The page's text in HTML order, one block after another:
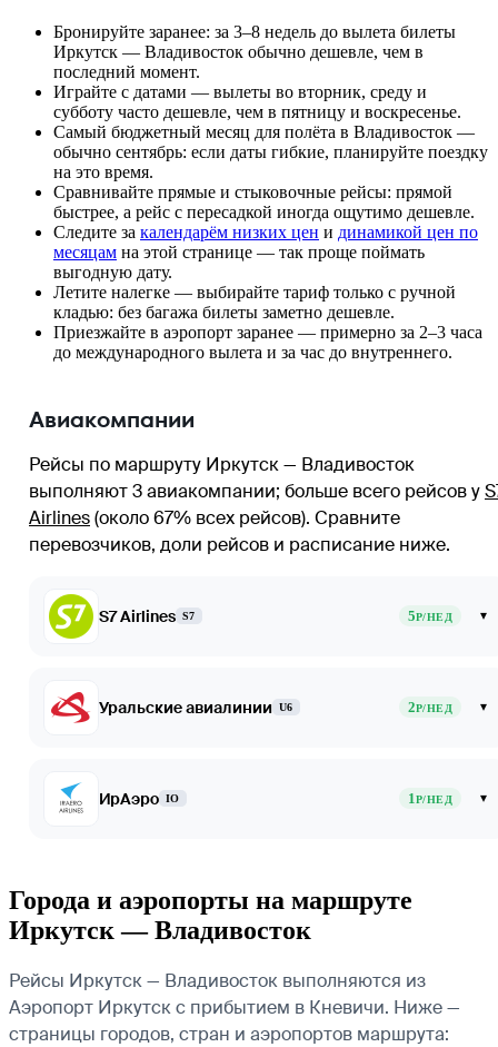
Бронируйте заранее: за 3–8 недель до вылета билеты
Иркутск — Владивосток обычно дешевле, чем в
последний момент.
Играйте с датами — вылеты во вторник, среду и
субботу часто дешевле, чем в пятницу и воскресенье.
Самый бюджетный месяц для полёта в Владивосток —
обычно сентябрь: если даты гибкие, планируйте поездку
на это время.
Сравнивайте прямые и стыковочные рейсы: прямой
быстрее, а рейс с пересадкой иногда ощутимо дешевле.
Следите за календарём низких цен и динамикой цен по
месяцам на этой странице — так проще поймать
выгодную дату.
Летите налегке — выбирайте тариф только с ручной
кладью: без багажа билеты заметно дешевле.
Приезжайте в аэропорт заранее — примерно за 2–3 часа
до международного вылета и за час до внутреннего.
Авиакомпании
Рейсы по маршруту Иркутск — Владивосток
выполняют 3 авиакомпании; больше всего рейсов у
Airlines(около 67% всех рейсов). Сравните
перевозчиков, доли рейсов и расписание ниже.
S7 Airlines S7 5Р/НЕД ▾
Уральские авиалинии U6 2Р/НЕД ▾
ИрАэро IO 1Р/НЕД ▾
Города и аэропорты на маршруте
Иркутск — Владивосток
Рейсы Иркутск — Владивосток выполняются из
Аэропорт Иркутск с прибытием в Кневичи. Ниже —
страницы городов, стран и аэропортов маршрута: